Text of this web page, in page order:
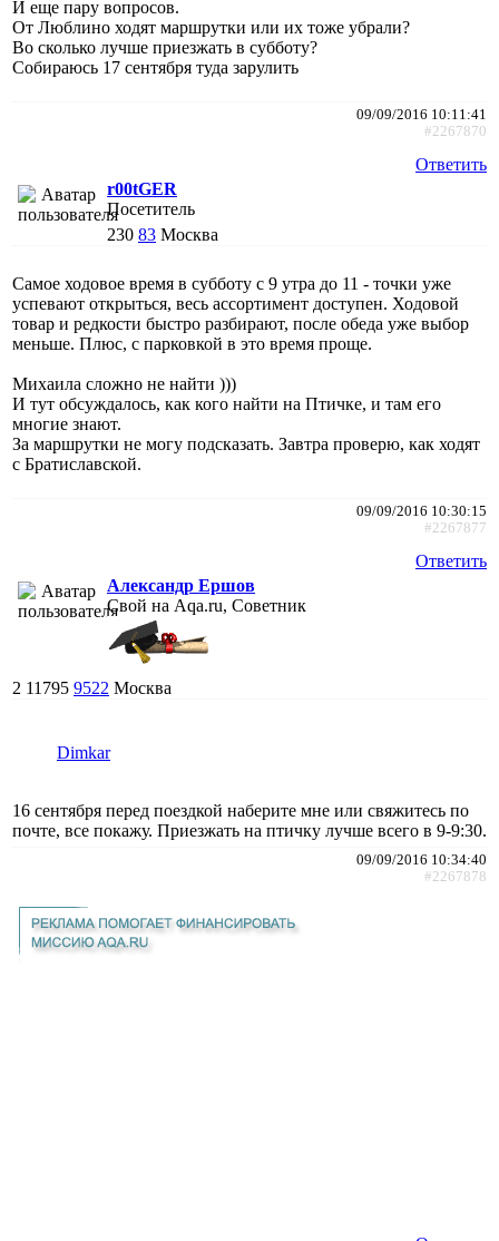
И еще пару вопросов.
От Люблино ходят маршрутки или их тоже убрали?
Во сколько лучше приезжать в субботу?
Собираюсь 17 сентября туда зарулить
09/09/2016 10:11:41
#2267870
Ответить
r00tGER
Посетитель
230 83 Москва
Самое ходовое время в субботу с 9 утра до 11 - точки уже
успевают открыться, весь ассортимент доступен. Ходовой
товар и редкости быстро разбирают, после обеда уже выбор
меньше. Плюс, с парковкой в это время проще.
Михаила сложно не найти )))
И тут обсуждалось, как кого найти на Птичке, и там его
многие знают.
За маршрутки не могу подсказать. Завтра проверю, как ходят
с Братиславской.
09/09/2016 10:30:15
#2267877
Ответить
Александр Ершов
Свой на Aqa.ru, Советник
2 11795 9522 Москва
Dimkar
16 сентября перед поездкой наберите мне или свяжитесь по
почте, все покажу. Приезжать на птичку лучше всего в 9-9:30.
09/09/2016 10:34:40
#2267878